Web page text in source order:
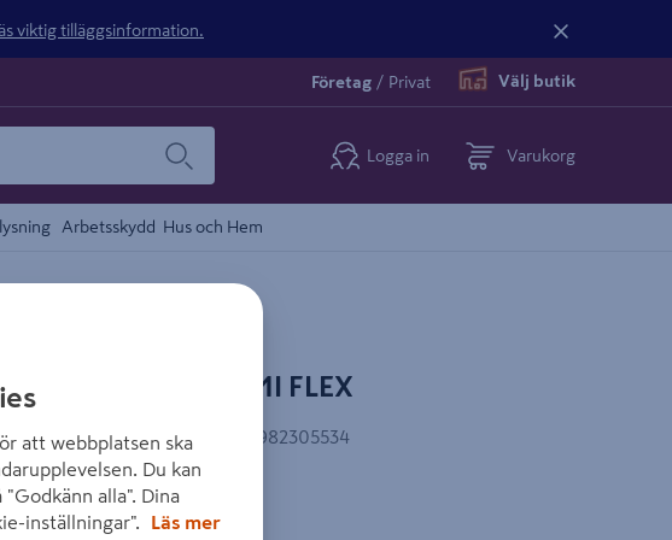
läs viktig tilläggsinformation.
Företag / Privat Välj butik
Logga in Varukorg
Arbetsskydd Hus och Hem
MED GUMMI FLEX
:1974459 EAN-kod 4003982305534
MED GUMMI FLEX
att webbplatsen ska
Du kan
alla". Dina
inställningar".
Läs mer